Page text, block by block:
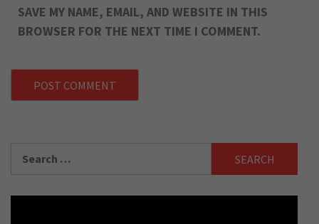
SAVE MY NAME, EMAIL, AND WEBSITE IN THIS
BROWSER FOR THE NEXT TIME I COMMENT.